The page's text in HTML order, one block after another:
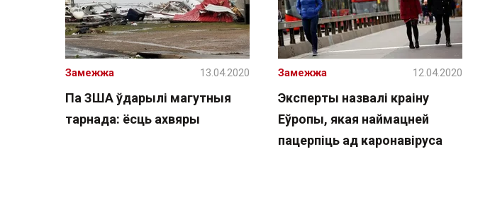
Па ЗША ўдарылі магутныя
тарнада: ёсць ахвяры
Замежжа 13.04.2020
Эксперты назвалі краіну
Еўропы, якая наймацней
пацерпіць ад каронавіруса
Замежжа 12.04.2020